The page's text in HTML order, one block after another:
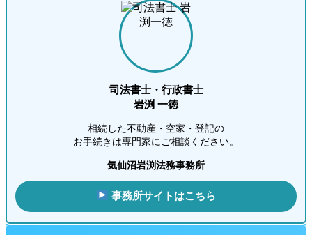
司法書士・行政書士
岩渕 一徳
相続した不動産・空家・登記の
お手続きは専門家にご相談ください。
気仙沼岩渕法務事務所
事務所サイトはこちら